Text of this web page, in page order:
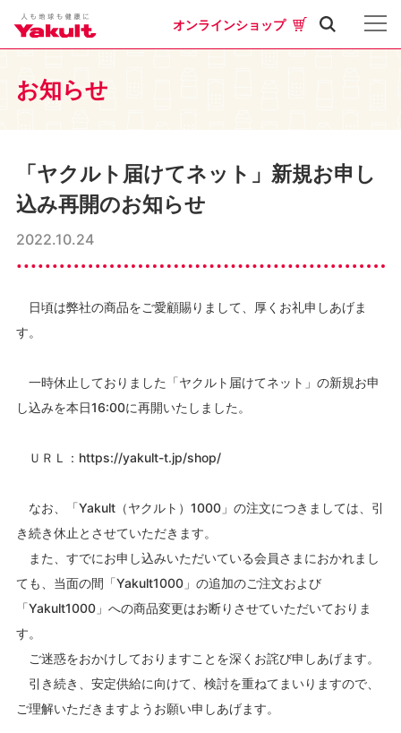
オンラインショップ
お知らせ
「ヤクルト届けてネット」新規お申し
込み再開のお知らせ
2022.10.24
日頃は弊社の商品をご愛顧賜りまして、厚くお礼申しあげま
す。
一時休止しておりました「ヤクルト届けてネット」の新規お申
し込みを本日16:00に再開いたしました。
ＵＲＬ： https://yakult-t.jp/shop/
なお、「Yakult（ヤクルト）1000」の注文につきましては、引
き続き休止とさせていただきます。
また、すでにお申し込みいただいている会員さまにおかれまし
ても、当面の間「Yakult1000」の追加のご注文および
「Yakult1000」への商品変更はお断りさせていただいておりま
す。
ご迷惑をおかけしておりますことを深くお詫び申しあげます。
引き続き、安定供給に向けて、検討を重ねてまいりますので、
ご理解いただきますようお願い申しあげます。